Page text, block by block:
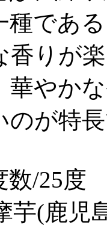
種であ
香りが
華やか
のが特
数/25度
芋(鹿